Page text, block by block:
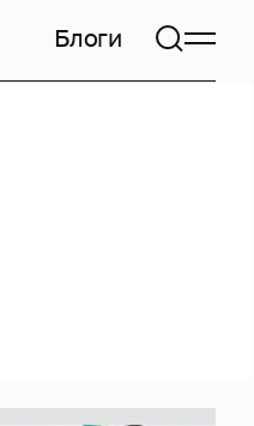
Блоги